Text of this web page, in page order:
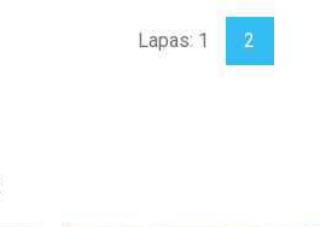
Lapas: 1 2